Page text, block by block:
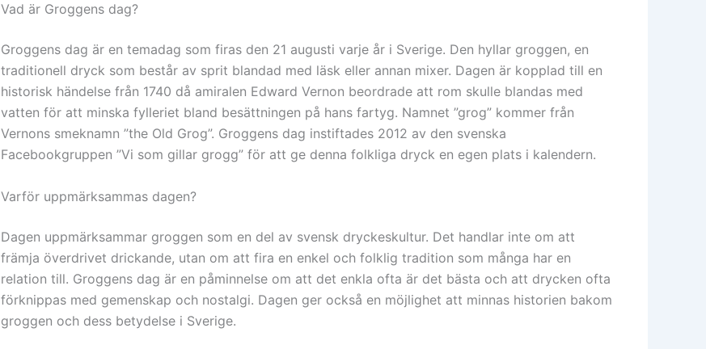
Vad är Groggens dag?
Groggens dag är en temadag som firas den 21 augusti varje år i Sverige. Den hyllar groggen, en
traditionell dryck som består av sprit blandad med läsk eller annan mixer. Dagen är kopplad till en
historisk händelse från 1740 då amiralen Edward Vernon beordrade att rom skulle blandas med
vatten för att minska fylleriet bland besättningen på hans fartyg. Namnet ”grog” kommer från
Vernons smeknamn ”the Old Grog”. Groggens dag instiftades 2012 av den svenska
Facebookgruppen ”Vi som gillar grogg” för att ge denna folkliga dryck en egen plats i kalendern.
Varför uppmärksammas dagen?
Dagen uppmärksammar groggen som en del av svensk dryckeskultur. Det handlar inte om att
främja överdrivet drickande, utan om att fira en enkel och folklig tradition som många har en
relation till. Groggens dag är en påminnelse om att det enkla ofta är det bästa och att drycken ofta
förknippas med gemenskap och nostalgi. Dagen ger också en möjlighet att minnas historien bakom
groggen och dess betydelse i Sverige.